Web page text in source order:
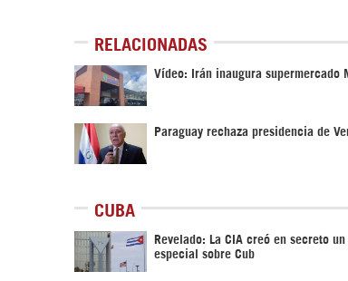
RELACIONADAS
Vídeo: Irán inaugura supermercado
Paraguay rechaza presidencia de
CUBA
Revelado: La CIA creó en secreto
especial sobre Cub